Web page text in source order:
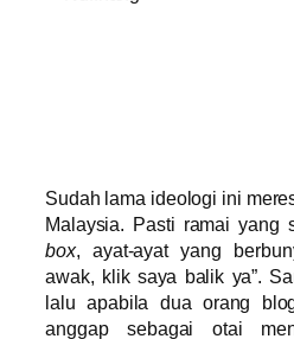
Sudah lama ideologi ini
Malaysia. Pasti ramai yang
box, ayat-ayat yang
awak, klik saya balik ya”.
lalu apabila dua orang
anggap sebagai otai